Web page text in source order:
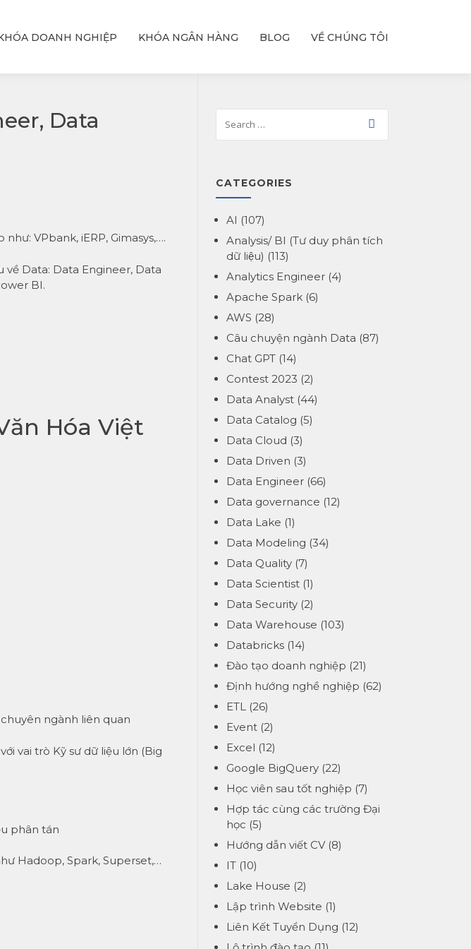
DOANH NGHIỆP KHÓA NGÂN HÀNG BLOG VỀ CHÚNG TÔI
Data
VPbank, iERP, Gimasys,….
Data: Data Engineer, Data
BI.
Hóa Việt
ngành liên quan
vai trò Kỹ sư dữ liệu lớn (Big
phân tán
Hadoop, Spark, Superset,…
CATEGORIES
AI (107)
Analysis/ BI (Tư duy phân tích
dữ liệu) (113)
Analytics Engineer (4)
Apache Spark (6)
AWS (28)
Câu chuyện ngành Data (87)
Chat GPT (14)
Contest 2023 (2)
Data Analyst (44)
Data Catalog (5)
Data Cloud (3)
Data Driven (3)
Data Engineer (66)
Data governance (12)
Data Lake (1)
Data Modeling (34)
Data Quality (7)
Data Scientist (1)
Data Security (2)
Data Warehouse (103)
Databricks (14)
Đào tạo doanh nghiệp (21)
Định hướng nghề nghiệp (62)
ETL (26)
Event (2)
Excel (12)
Google BigQuery (22)
Học viên sau tốt nghiệp (7)
Hợp tác cùng các trường Đại
học (5)
Hướng dẫn viết CV(8)
IT (10)
Lake House (2)
Lập trình Website (1)
Liên Kết Tuyển Dụng (12)